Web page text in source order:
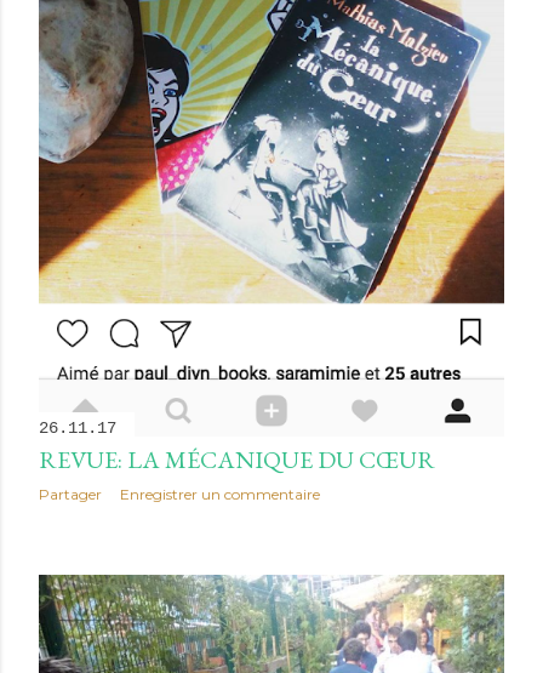
26.11.17
REVUE: LA MÉCANIQUE DU CŒUR
Partager Enregistrer un commentaire